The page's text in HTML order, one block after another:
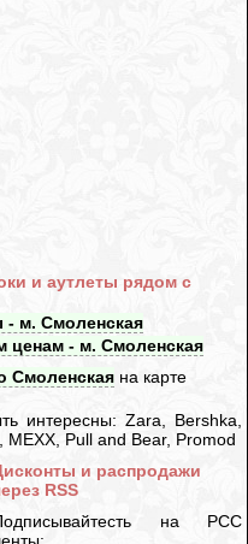
и аутлеты рядом с
- м. Смоленская
ценам - м. Смоленская
Смоленская на карте
интересны: Zara, Bershka,
Pull and Bear, Promod
и распродажи
RSS
на РСС